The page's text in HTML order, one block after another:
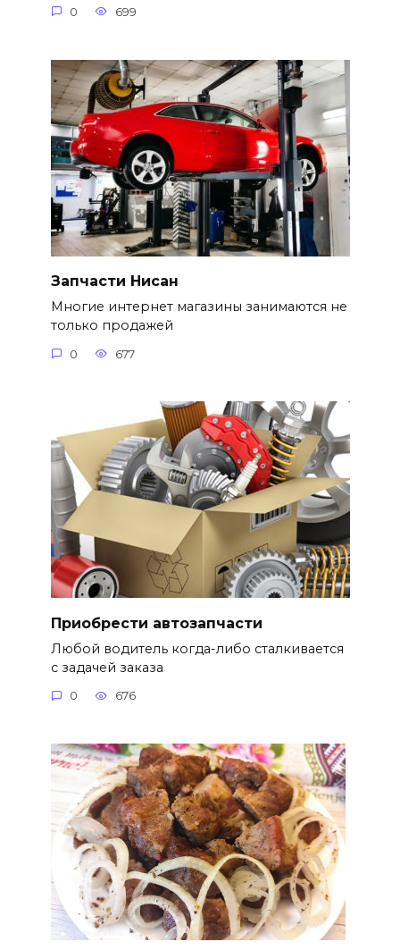
0 699
Запчасти Нисан
Многие интернет магазины занимаются не
только продажей
0 677
Приобрести автозапчасти
Любой водитель когда-либо сталкивается
с задачей заказа
0 676